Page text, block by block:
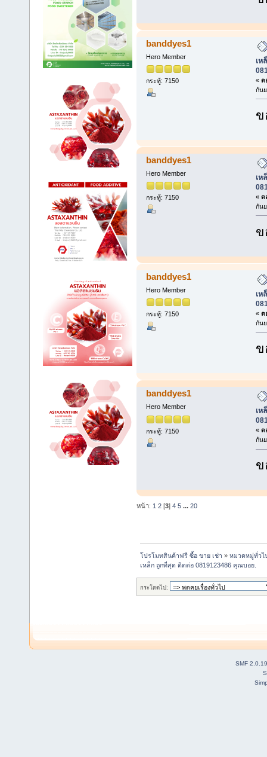
banddyes1
Hero Member
กระทู้: 7150
เห
« ต
กัน
ข
banddyes1
Hero Member
กระทู้: 7150
เห
« ต
กัน
ข
banddyes1
Hero Member
กระทู้: 7150
เห
« ต
กัน
ข
banddyes1
Hero Member
กระทู้: 7150
เห
« ต
กัน
ข
หน้า: 1 2 [3] 4 5 ... 20
โปรโมทสินค้าฟรี ซื้อ ขาย เช่า »หมวดหมู่ทั่วไ
เหล็ก ถูกที่สุด ติดต่อ 0819123486 คุณบอย.
กระโดดไป:
SMF 2.0.19